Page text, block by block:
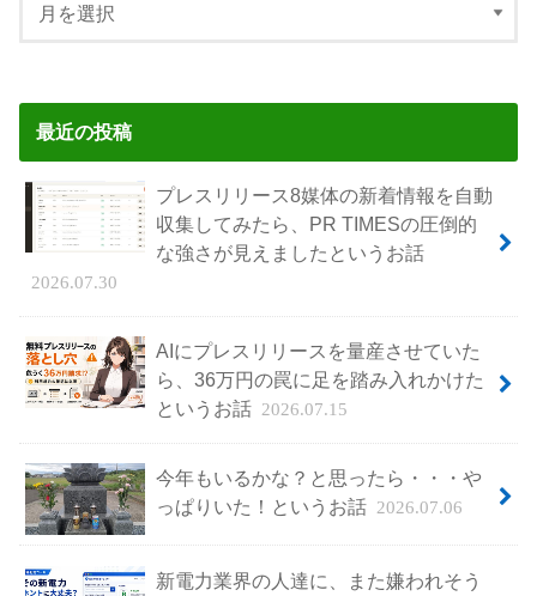
最近の投稿
プレスリリース8媒体の新着情報を自動
収集してみたら、PR TIMESの圧倒的
な強さが見えましたというお話
2026.07.30
AIにプレスリリースを量産させていた
ら、36万円の罠に足を踏み入れかけた
というお話 2026.07.15
今年もいるかな？と思ったら・・・や
っぱりいた！というお話 2026.07.06
新電力業界の人達に、また嫌われそう